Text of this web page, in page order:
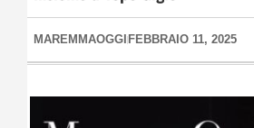
MAREMMAOGGI FEBBRAIO 11, 2025